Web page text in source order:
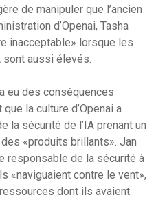
de manipuler que l’ancien
d’Openai, Tasha
inacceptable» lorsque les
sont aussi élevés.
eu des conséquences
la culture d’Openai a
la sécurité de l’IA prenant un
«produits brillants». Jan
responsable de la sécurité à
«naviguaient contre le vent»,
dont ils avaient